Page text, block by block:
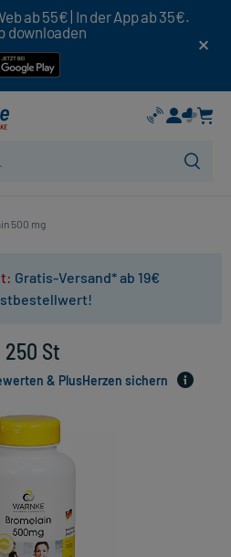
ab 55€ | In der App ab 35€.
downloaden
500 mg
Gratis-Versand* ab 19€
St
& PlusHerzen sichern